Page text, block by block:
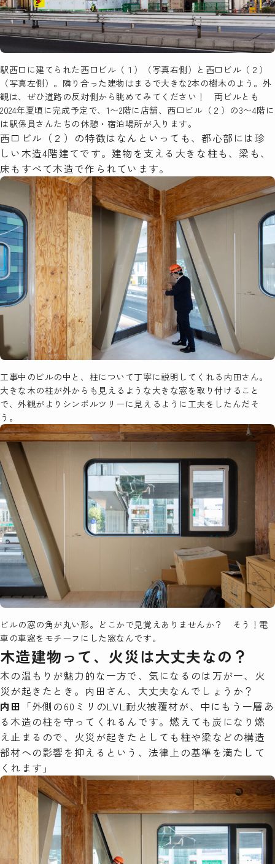
駅西口に建てられた西口ビル（１）（写真右側）と西口ビル（２）
（写真左側）。隣り合った建物はまるで大きな2本の樹木のよう。外
観は、ぜひ道路の反対側から眺めてみてください！ 両ビルとも
2024年夏頃に完成予定で、1〜2階に店舗、西口ビル（２）の3〜4階に
は駅係員さんたちの休憩・宿泊場所が入ります。
西口ビル（２）の特徴はなんといっても、都心部には珍
しい木造4階建てです。建物を支える大きな柱も、梁も、
床もすべて木造で作られています。
工事中のビルの中と、柱について丁寧に説明してくれる内田さん。
大きな木の柱が外からも見えるような大きな窓を取り付けること
で、外観がよりシンボルツリーに見えるように工夫をしたんだそ
う。
ビルの窓の角が丸い形。どこかで見覚えありませんか？ そう！電
車の車窓をモチーフにした窓なんです。
木造建物って、火災は大丈夫なの？
木の温もりが魅力的な一方で、気になるのは万が一、火
災が起きたとき。内田さん、大丈夫なんでしょうか？
内田 「外側の60ミリのLVL耐火被覆材が、中にもう一層あ
る木造の柱を守ってくれるんです。燃えても炭になり燃
え止まるので、火災が起きたとしても柱や梁などの構造
部材への影響を抑えるという、法律上の基準を満たして
くれます」